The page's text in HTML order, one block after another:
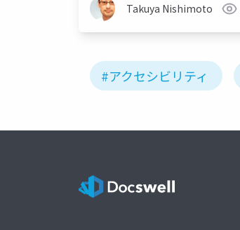
Takuya Nishimoto
#アクセシビリティ